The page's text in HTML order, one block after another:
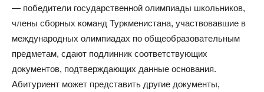
— победители государственной олимпиады школьников,
члены сборных команд Туркменистана, участвовавшие в
международных олимпиадах по общеобразовательным
предметам, сдают подлинник соответствующих
документов, подтверждающих данные основания.
Абитуриент может представить другие документы,